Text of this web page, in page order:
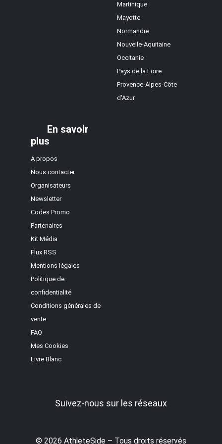
Martinique
Mayotte
Normandie
Nouvelle-Aquitaine
Occitanie
Pays de la Loire
Provence-Alpes-Côte
d'Azur
En savoir
plus
A propos
Nous contacter
Organisateurs
Newsletter
Codes Promo
Partenaires
Kit Média
Flux RSS
Mentions légales
Politique de
confidentialité
Conditions générales de
vente
FAQ
Mes Cookies
Livre Blanc
Suivez-nous sur les réseaux
© 2026 AthleteSide – Tous droits réservés